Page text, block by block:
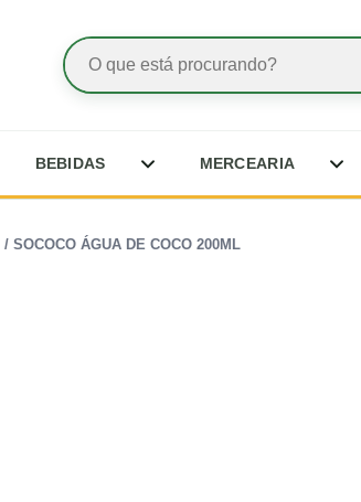
BEBIDAS MERCEARIA
/ SOCOCO ÁGUA DE COCO 200ML